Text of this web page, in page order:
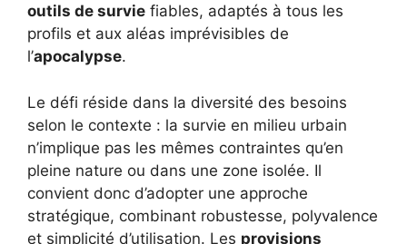
outils de survie fiables, adaptés à tous les
profils et aux aléas imprévisibles de
l’apocalypse.
Le défi réside dans la diversité des besoins
selon le contexte : la survie en milieu urbain
n’implique pas les mêmes contraintes qu’en
pleine nature ou dans une zone isolée. Il
convient donc d’adopter une approche
stratégique, combinant robustesse, polyvalence
et simplicité d’utilisation. Les provisions